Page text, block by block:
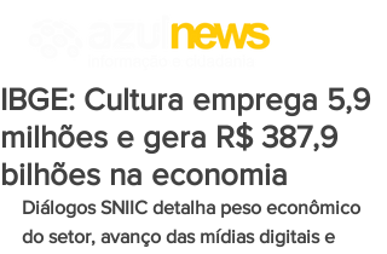
IBGE: Cultura emprega 5,9
milhões e gera R$ 387,9
bilhões na economia
Diálogos SNIIC detalha peso econômico
do setor, avanço das mídias digitais e